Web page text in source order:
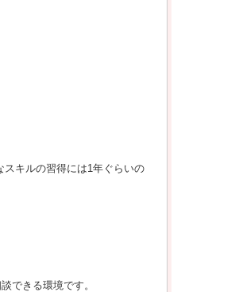
キルの習得には1年ぐらいの
できる環境です。